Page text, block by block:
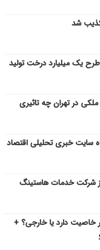
شد
طرح یک میلیارد درخت تولید
در تهران چه تاثیری
سایت خبری تحلیلی اقتصاد
شرکت خدمات هاستینگ
خاصیت دارد یا خارجی؟ +